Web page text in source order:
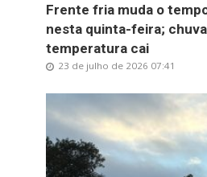
Frente fria muda o
nesta quinta-feira;
temperatura cai
23 de julho de 2026 07:41